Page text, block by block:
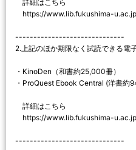
詳細はこちら
https://www.lib.fukushima-
------------------------------
2.上記のほか期限なく試読できる電
・KinoDen（和書約25,000冊）
・ProQuest Ebook Central (洋書約
詳細はこちら
https://www.lib.fukushima-
------------------------------